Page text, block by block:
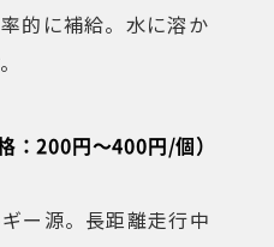
的に補給。水に溶か
：200円〜400円/個）
ー源。長距離走行中